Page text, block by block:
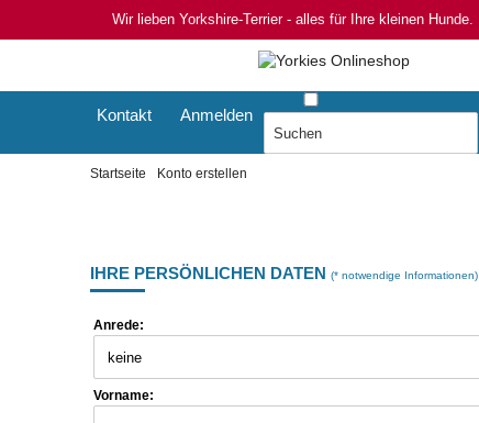
Wir lieben Yorkshire-Terrier - alles für Ihre kleinen Hunde.
Kontakt Anmelden
Startseite Konto erstellen
IHRE PERSÖNLICHEN DATEN (* notwendige Informationen)
Anrede:
Vorname: